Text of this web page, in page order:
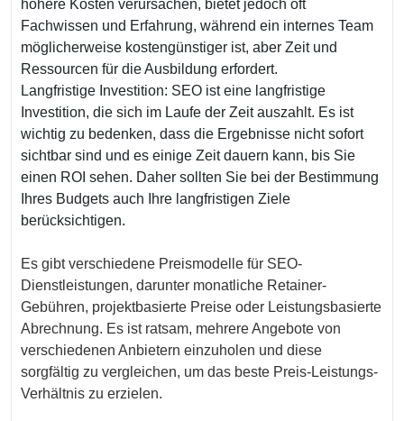
höhere Kosten verursachen, bietet jedoch oft
Fachwissen und Erfahrung, während ein internes Team
möglicherweise kostengünstiger ist, aber Zeit und
Ressourcen für die Ausbildung erfordert.
Langfristige Investition: SEO ist eine langfristige
Investition, die sich im Laufe der Zeit auszahlt. Es ist
wichtig zu bedenken, dass die Ergebnisse nicht sofort
sichtbar sind und es einige Zeit dauern kann, bis Sie
einen ROI sehen. Daher sollten Sie bei der Bestimmung
Ihres Budgets auch Ihre langfristigen Ziele
berücksichtigen.
Es gibt verschiedene Preismodelle für SEO-
Dienstleistungen, darunter monatliche Retainer-
Gebühren, projektbasierte Preise oder Leistungsbasierte
Abrechnung. Es ist ratsam, mehrere Angebote von
verschiedenen Anbietern einzuholen und diese
sorgfältig zu vergleichen, um das beste Preis-Leistungs-
Verhältnis zu erzielen.